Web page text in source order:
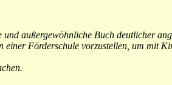
außergewöhnliche Buch deutlicher
Förderschule vorzustellen, um mit